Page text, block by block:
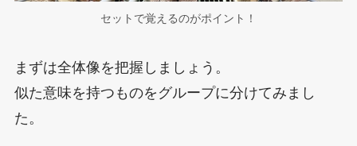
セットで覚えるのがポイント！
まずは全体像を把握しましょう。
似た意味を持つものをグループに分けてみまし
た。